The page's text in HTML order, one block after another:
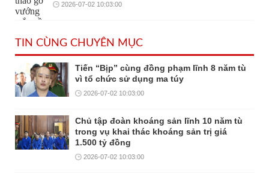
2026-07-02 10:03:00
TIN CÙNG CHUYÊN MỤC
Tiến “Bịp” cùng đồng phạm lĩnh 8 năm tù
vì tổ chức sử dụng ma túy
2026-07-02 10:03:00
Chủ tập đoàn khoáng sản lĩnh 10 năm tù
trong vụ khai thác khoáng sản trị giá
1.500 tỷ đồng
2026-07-02 10:03:00